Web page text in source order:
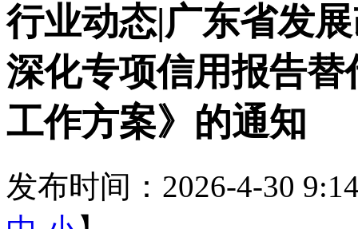
行业动态|广东省发
深化专项信用报告
工作方案》的通知
发布时间：2026-4-30